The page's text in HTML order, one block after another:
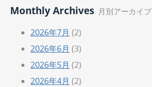
Monthly Archives 月別アーカイブ
2026年7月 (2)
2026年6月 (3)
2026年5月 (2)
2026年4月 (2)